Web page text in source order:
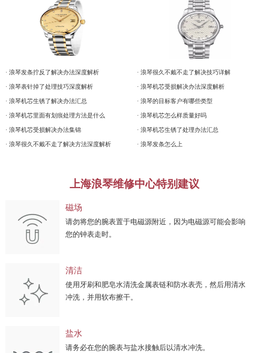
· 浪琴发条拧反了解决办法深度解析
· 浪琴表针掉了处理技巧深度解析
· 浪琴机芯生锈了解决办法汇总
· 浪琴机芯里面有划痕处理方法是什么
· 浪琴机芯受损解决办法集锦
· 浪琴很久不戴不走了解决方法深度解析
· 浪琴很久不戴不走了解决技巧详解
· 浪琴机芯受损解决办法深度解析
· 浪琴的目标客户有哪些类型
· 浪琴机芯怎么样质量好吗
· 浪琴机芯生锈了处理办法汇总
· 浪琴发条怎么上
上海浪琴维修中心特别建议
磁场
请勿将您的腕表置于电磁源附近，因为电磁源可能会影响
您的钟表走时。
清洁
使用牙刷和肥皂水清洗金属表链和防水表壳，然后用清水
冲洗，并用软布擦干。
盐水
请务必在您的腕表与盐水接触后以清水冲洗。